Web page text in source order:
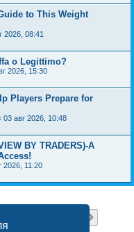
to This Weight
2026, 08:41
o Legittimo?
2026, 15:30
Players Prepare for
03 авг 2026, 10:48
BY TRADERS)-A
2026, 11:20